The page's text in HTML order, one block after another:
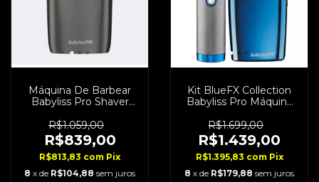
Máquina De Barbear
Babyliss Pro Shaver
R$1.059,00
R$839,00
R$813,83 com Pix
8 x de R$104,88 sem juros
Kit BlueFX Collection
Babyliss Pro Máquina
Shaver
R$1.699,00
R$1.439,00
R$1.395,83 com Pix
8 x de R$179,88 sem juros